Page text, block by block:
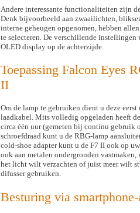
Andere interessante functionaliteiten zijn
Denk bijvoorbeeld aan zwaailichten,
interne geheugen opgenomen, hebben
te selecteren. De verschillende
OLED display op de achterzijde.
Toepassing Falcon Eyes
II
Om de lamp te gebruiken dient u deze
laadkabel. Mits volledig opgeladen heeft
circa één uur (gemeten bij continu
schroefdraad kunt u de RBG-lamp
cold-shoe adapter kunt u de F7 II ook op
ook aan metalen ondergronden
het licht wilt verzachten of juist meer wilt
difusser gebruiken.
Besturing via